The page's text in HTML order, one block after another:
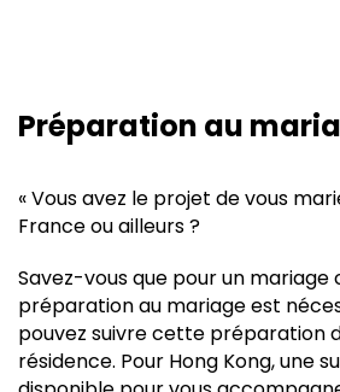
Préparation au
« Vous avez le projet de vous
France ou ailleurs ?
Savez-vous que pour un mariage
préparation au mariage est
pouvez suivre cette préparation
résidence. Pour Hong Kong, une